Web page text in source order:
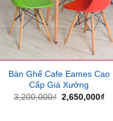
Bàn Ghế Cafe Eames Cao
Cấp Giá Xưởng
3,200,000₫ Giá
2,650,000₫Giá